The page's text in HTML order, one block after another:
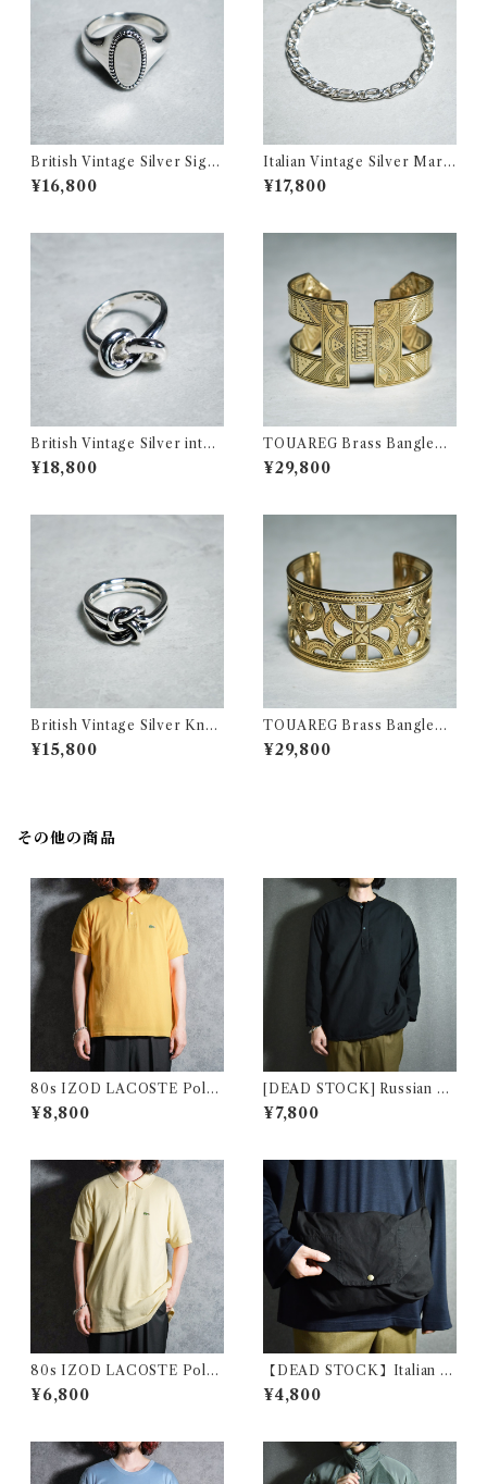
British Vintage Silver Sign
et Ring イギリス ヴィンテー
ジ シルバー シグネット リング
¥16,800
Italian Vintage Silver Marin
a Chain Bracelet イタリア
ヴィンテージ シルバー マリー
¥17,800
British Vintage Silver interl
ock Ring イギリス ヴィンテ
ージ シルバー インターロック
¥18,800
TOUAREG Brass Bangleト
ゥアレグ ブラス バングル 真鍮
154
¥29,800
British Vintage Silver Knot
Motif Ring イギリス ヴィン
テージ シルバー ノット モチー
¥15,800
TOUAREG Brass Bangleト
ゥアレグ ブラス バングル 真鍮
158
¥29,800
その他の商品
80s IZOD LACOSTE Polo
Shirts Yellow Made in USA
アイゾッド ラコステ ポロシャ
¥8,800
[DEAD STOCK] Russian Mi
litary Sleeping Shirts Henr
yneck ロシア軍 スリーピング
¥7,800
80s IZOD LACOSTE Polo
Shirts Pale Yellow Made in
USA アイゾッド ラコステ ポ
¥6,800
【DEAD STOCK】Italian A
rmy Cotton Shoulder Bag
イタリア軍 コットン ショルダ
¥4,800